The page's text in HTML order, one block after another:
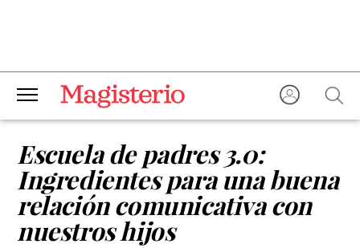
Escuela de padres 3.0:
Ingredientes para una buena
relación comunicativa con
nuestros hijos